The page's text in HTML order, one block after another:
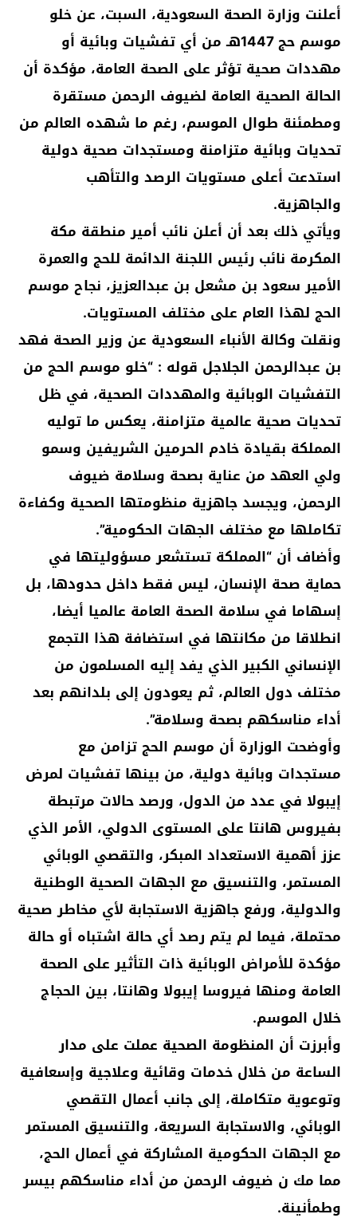
أعلنت وزارة الصحة السعودية، السبت، عن خلو
موسم حج 1447هـ من أي تفشيات وبائية أو
مهددات صحية تؤثر على الصحة العامة، مؤكدة أن
الحالة الصحية العامة لضيوف الرحمن مستقرة
ومطمئنة طوال الموسم، رغم ما شهده العالم من
تحديات وبائية متزامنة ومستجدات صحية دولية
استدعت أعلى مستويات الرصد والتأهب
والجاهزية.
ويأتي ذلك بعد أن أعلن نائب أمير منطقة مكة
المكرمة نائب رئيس اللجنة الدائمة للحج والعمرة
الأمير سعود بن مشعل بن عبدالعزيز، نجاح موسم
الحج لهذا العام على مختلف المستويات.
ونقلت وكالة الأنباء السعودية عن وزير الصحة فهد
بن عبدالرحمن الجلاجل قوله : “خلو موسم الحج من
التفشيات الوبائية والمهددات الصحية، في ظل
تحديات صحية عالمية متزامنة، يعكس ما توليه
المملكة بقيادة خادم الحرمين الشريفين وسمو
ولي العهد من عناية بصحة وسلامة ضيوف
الرحمن، ويجسد جاهزية منظومتها الصحية وكفاءة
تكاملها مع مختلف الجهات الحكومية”.
وأضاف أن “المملكة تستشعر مسؤوليتها في
حماية صحة الإنسان، ليس فقط داخل حدودها، بل
إسهاما في سلامة الصحة العامة عالميا أيضا،
انطلاقا من مكانتها في استضافة هذا التجمع
الإنساني الكبير الذي يفد إليه المسلمون من
مختلف دول العالم، ثم يعودون إلى بلدانهم بعد
أداء مناسكهم بصحة وسلامة”.
وأوضحت الوزارة أن موسم الحج تزامن مع
مستجدات وبائية دولية، من بينها تفشيات لمرض
إيبولا في عدد من الدول، ورصد حالات مرتبطة
بفيروس هانتا على المستوى الدولي، الأمر الذي
عزز أهمية الاستعداد المبكر، والتقصي الوبائي
المستمر، والتنسيق مع الجهات الصحية الوطنية
والدولية، ورفع جاهزية الاستجابة لأي مخاطر صحية
محتملة، فيما لم يتم رصد أي حالة اشتباه أو حالة
مؤكدة للأمراض الوبائية ذات التأثير على الصحة
العامة ومنها فيروسا إيبولا وهانتا، بين الحجاج
خلال الموسم.
وأبرزت أن المنظومة الصحية عملت على مدار
الساعة من خلال خدمات وقائية وعلاجية وإسعافية
وتوعوية متكاملة، إلى جانب أعمال التقصي
الوبائي، والاستجابة السريعة، والتنسيق المستمر
مع الجهات الحكومية المشاركة في أعمال الحج،
مما مك ن ضيوف الرحمن من أداء مناسكهم بيسر
وطمأنينة.